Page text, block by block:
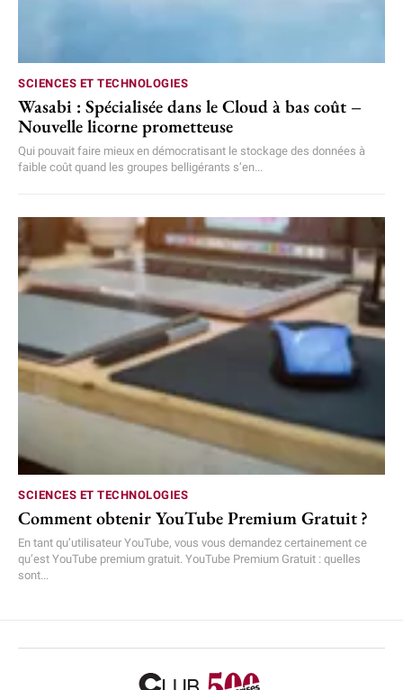
SCIENCES ET TECHNOLOGIES
Wasabi : Spécialisée dans le Cloud à bas coût –
Nouvelle licorne prometteuse
Qui pouvait faire mieux en démocratisant le stockage des données à
faible coût quand les groupes belligérants s’en...
SCIENCES ET TECHNOLOGIES
Comment obtenir YouTube Premium Gratuit ?
En tant qu’utilisateur YouTube, vous vous demandez certainement ce
qu’est YouTube premium gratuit. YouTube Premium Gratuit : quelles
sont...